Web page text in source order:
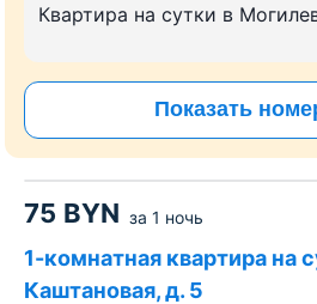
Квартира на сутки в
Показать
75 BYN за 1 ночь
1-комнатная квартира на
Каштановая, д. 5